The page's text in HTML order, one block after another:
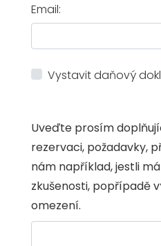
Email:
Vystavit daňový
Uveďte prosím
rezervaci, požadavky,
nám například, jestli
zkušenosti, popřípadě
omezení.